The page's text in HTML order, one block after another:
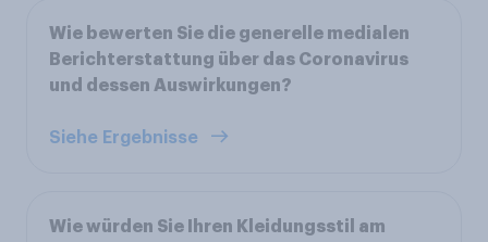
Wie bewerten Sie die generelle medialen
Berichterstattung über das Coronavirus
und dessen Auswirkungen?
Siehe Ergebnisse
Wie würden Sie Ihren Kleidungsstil am